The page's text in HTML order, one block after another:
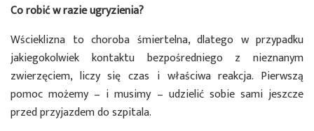
Co robić w razie ugryzienia?
Wścieklizna to choroba śmiertelna, dlatego w przypadku
jakiegokolwiek kontaktu bezpośredniego z nieznanym
zwierzęciem, liczy się czas i właściwa reakcja. Pierwszą
pomoc możemy – i musimy – udzielić sobie sami jeszcze
przed przyjazdem do szpitala.